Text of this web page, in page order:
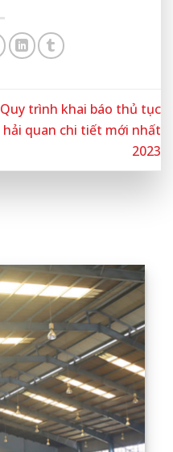
Quy trình khai báo thủ tục
hải quan chi tiết mới nhất
2023